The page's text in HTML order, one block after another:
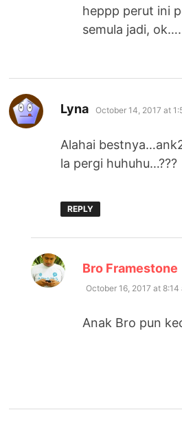
heppp perut ini
semula jadi, ok….
Lyna says:
October 14, 2017 at
Alahai
la pergi huhuhu…???
REPLY
Bro Framestone
October 16, 2017 at 8:14
Anak Bro pun